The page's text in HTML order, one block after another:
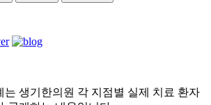
는 생기한의원 각 지점별 실제 치료 환자